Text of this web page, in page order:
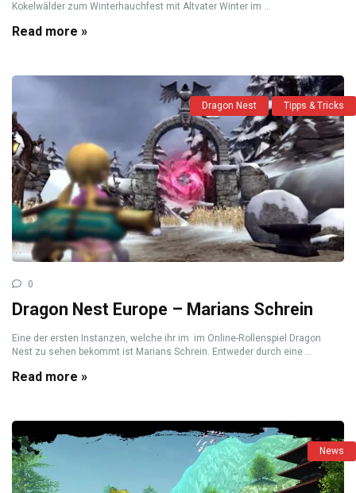
Kokelwälder zum Winterhauchfest mit Altvater Winter im ...
Read more »
Dragon Nest Tipps & Tricks
0
Dragon Nest Europe – Marians Schrein
Eine der ersten Instanzen, welche ihr im im Online-Rollenspiel Dragon
Nest zu sehen bekommt ist Marians Schrein. Entweder durch eine ...
Read more »
News